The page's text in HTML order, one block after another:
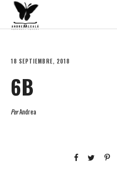
18 SEPTIEMBRE, 2018
6B
PerAndrea